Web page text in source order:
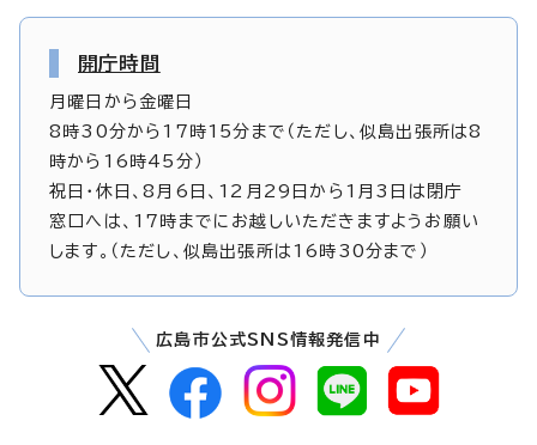
開庁時間
月曜日から金曜日
8時30分から17時15分まで（ただし、似島出張所は8
時から16時45分）
祝日・休日、8月6日、12月29日から1月3日は閉庁
窓口へは、17時までにお越しいただきますようお願い
します。（ただし、似島出張所は16時30分まで）
広島市公式SNS情報発信中